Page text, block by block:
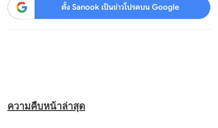
ตั้ง Sanook เป็นข่าวโปรดบน Google
ความคืบหน้าล่าสุด